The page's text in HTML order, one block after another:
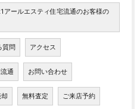
アールエスティ住宅流通のお客様の
質問 アクセス
通 お問い合わせ
無料査定 ご来店予約